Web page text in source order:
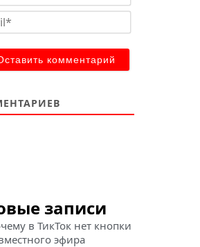
записи
в ТикТок нет кнопки
эфира